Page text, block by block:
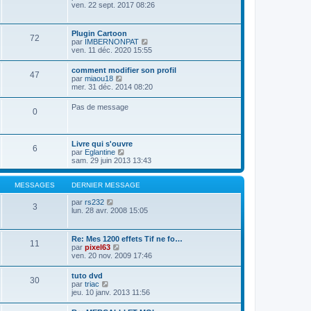
m
s
s
a
g
e
r
i
e
r
m
e
s
s
a
g
e
o
e
d
e
r
n
e
r
a
g
ven. 22 sept. 2017 08:26
72
Plugin Cartoon
par IMBERNONPAT
o
l
e
d
e
e
e
s
s
ven. 11 déc. 2020 15:55
47
comment modifier son profil
par miaou18
o
l
e
r
n
i
e
r
m
e
s
g
e
mer. 31 déc. 2014 08:20
0 Pas de message
6
Livre qui s'ouvre
par Eglantine
o
i
r
l
e
e
i
e
r
m
e
a
g
sam. 29 juin 2013 13:43
MESSAGES DERNIER MESSAGE
3 par rs232
o
l
e
d
e
r
e
r
lun. 28 avr. 2008 15:05
11
Re: Mes 1200 effets Tif ne fo…
par pixel63
o
e
d
e
ven. 20 nov. 2009 17:46
30
tuto dvd
par triac
o
r
jeu. 10 janv. 2013 11:56